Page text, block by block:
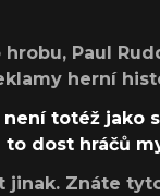
Paul
herní
totéž jako
to dost hráčů
jinak. Znáte